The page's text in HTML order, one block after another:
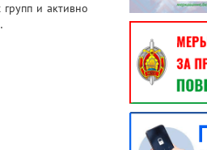
и активно